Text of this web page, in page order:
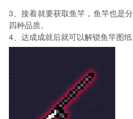
3、接着就要获取鱼竿，鱼竿也是
四种品质。
4、达成成就后就可以解锁鱼竿图纸